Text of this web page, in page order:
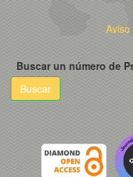
Buscar un número de
Buscar